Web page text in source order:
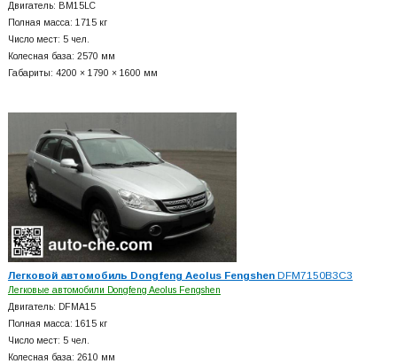
Двигатель: BM15LC
Полная масса: 1715 кг
Число мест: 5 чел.
Колесная база: 2570 мм
Габариты: 4200 × 1790 × 1600 мм
Легковой автомобиль Dongfeng Aeolus FengshenDFM7150B3C3
Легковые автомобили Dongfeng Aeolus Fengshen
Двигатель: DFMA15
Полная масса: 1615 кг
Число мест: 5 чел.
Колесная база: 2610 мм